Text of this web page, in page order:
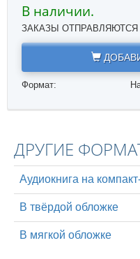
В наличии.
ЗАКАЗЫ ОТПРАВЛЯЮТСЯ
Формат:
ДРУГИЕ
Аудиокнига на
В твёрдой обложке
В мягкой обложке